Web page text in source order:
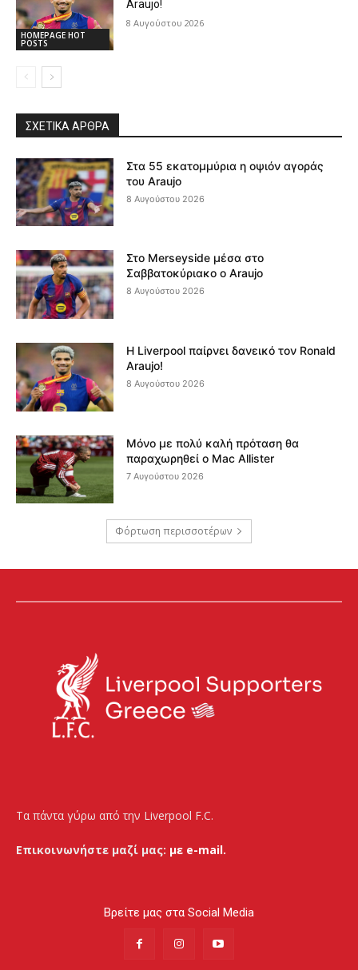
HOMEPAGE HOT
POSTS
Araujo!
8 Αυγούστου 2026
ΣΧΕΤΙΚΆ ΆΡΘΡΑ
Στα 55 εκατομμύρια η οψιόν αγοράς
του Araujo
8 Αυγούστου 2026
Στο Merseyside μέσα στο
Σαββατοκύριακο ο Araujo
8 Αυγούστου 2026
Η Liverpool παίρνει δανεικό τον Ronald
Araujo!
8 Αυγούστου 2026
Μόνο με πολύ καλή πρόταση θα
παραχωρηθεί ο Mac Allister
7 Αυγούστου 2026
Φόρτωση περισσοτέρων
Τα πάντα γύρω από την Liverpool F.C.
Επικοινωνήστε μαζί μας: με e-mail.
Βρείτε μας στα Social Media